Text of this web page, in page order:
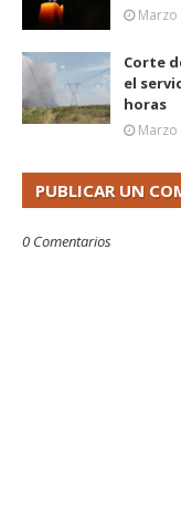
Marzo
Corte
el
horas
Marzo
PUBLICAR UN
0 Comentarios